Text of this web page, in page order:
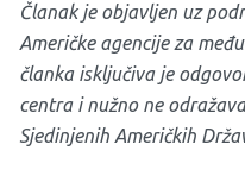
Članak je objavljen uz
Američke agencije za
članka isključiva je
centra i nužno ne
Sjedinjenih Američkih